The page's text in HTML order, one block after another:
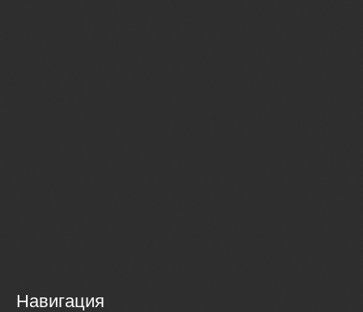
Навигация